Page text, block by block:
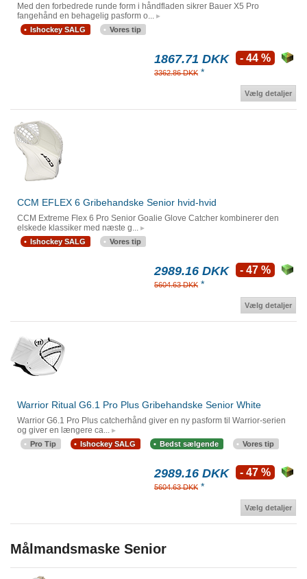
Med den forbedrede runde form i håndfladen sikrer Bauer X5 Pro
fangehånd en behagelig pasform o...
Ishockey SALG Vores tip
1867.71 DKK
3362.86 DKK *
- 44 %
Vælg detaljer
CCM EFLEX 6 Gribehandske Senior hvid-hvid
CCM Extreme Flex 6 Pro Senior Goalie Glove Catcher kombinerer den
elskede klassiker med næste g...
Ishockey SALG Vores tip
2989.16 DKK
5604.63 DKK *
- 47 %
Vælg detaljer
Warrior Ritual G6.1 Pro Plus Gribehandske Senior White
Warrior G6.1 Pro Plus catcherhånd giver en ny pasform til Warrior-serien
og giver en længere ca...
Pro Tip Ishockey SALG Bedst sælgende Vores tip
2989.16 DKK
5604.63 DKK *
- 47 %
Vælg detaljer
Målmandsmaske Senior